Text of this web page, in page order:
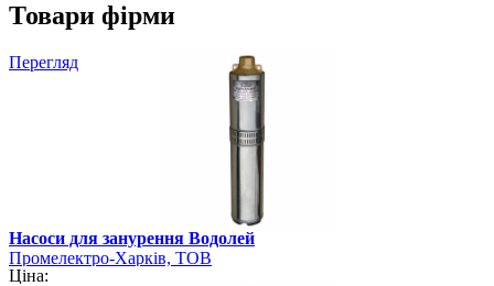
Товари фірми
Перегляд
Насоси для занурення Водолей
Промелектро-Харків, ТОВ
Ціна: